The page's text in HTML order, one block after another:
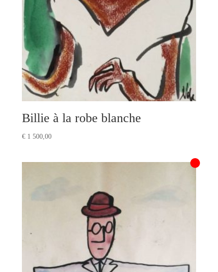
Billie à la robe blanche
€1 500,00